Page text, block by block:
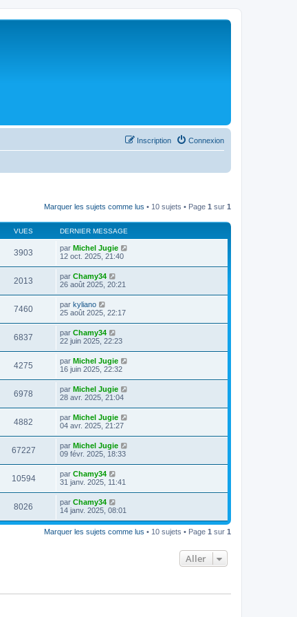
Connexion
Inscription
Marquer les sujets comme lus • 10 sujets • Page 1 sur 1
VUES DERNIER MESSAGE
3903 par Michel Jugie
12 oct. 2025, 21:40
2013 par Chamy34
26 août 2025, 20:21
7460 par kyliano
25 août 2025, 22:17
6837 par Chamy34
22 juin 2025, 22:23
4275 par Michel Jugie
16 juin 2025, 22:32
6978 par Michel Jugie
28 avr. 2025, 21:04
4882 par Michel Jugie
04 avr. 2025, 21:27
67227 par Michel Jugie
09 févr. 2025, 18:33
10594 par Chamy34
31 janv. 2025, 11:41
8026 par Chamy34
14 janv. 2025, 08:01
Marquer les sujets comme lus • 10 sujets • Page 1 sur 1
Aller